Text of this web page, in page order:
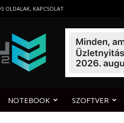
OLDALAK, KAPCSOLAT
NOTEBOOK SZOFTVER